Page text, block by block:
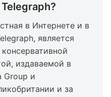
в Интернете и в
является
издаваемой в
Group и
и за